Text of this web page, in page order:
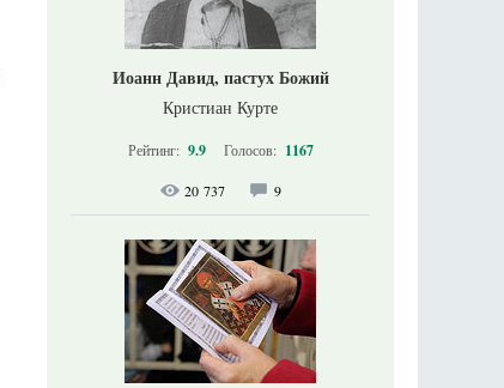
Иоанн Давид, пастух Божий
Кристиан Курте
Рейтинг: 9.9 Голосов: 1167
20 737 9